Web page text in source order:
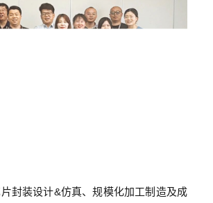
封装设计&仿真、规模化加工制造及成